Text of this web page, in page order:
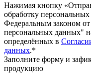
Нажимая кнопку
обработку
Федеральным законом
персональных данных"
определённых в
данных.*
Заполните форму и
продукцию